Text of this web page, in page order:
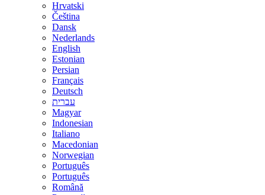
Hrvatski
Čeština
Dansk
Nederlands
English
Estonian
Persian
Français
Deutsch
עברית
Magyar
Indonesian
Italiano
Macedonian
Norwegian
Português
Português
Română